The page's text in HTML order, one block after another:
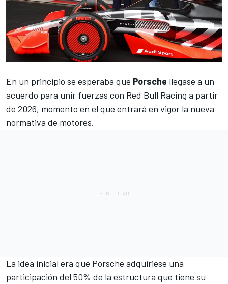
En un principio se esperaba que Porsche llegase a un
acuerdo para unir fuerzas con Red Bull Racing a partir
de 2026, momento en el que entrará en vigor la nueva
normativa de motores.
La idea inicial era que Porsche adquiriese una
participación del 50% de la estructura que tiene su